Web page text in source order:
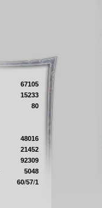
67105
15233
80
48016
21452
92309
5048
60/57/1